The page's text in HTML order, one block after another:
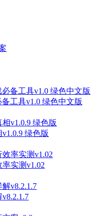
备工具v1.0 绿色中文版
绿色版
实测v1.02